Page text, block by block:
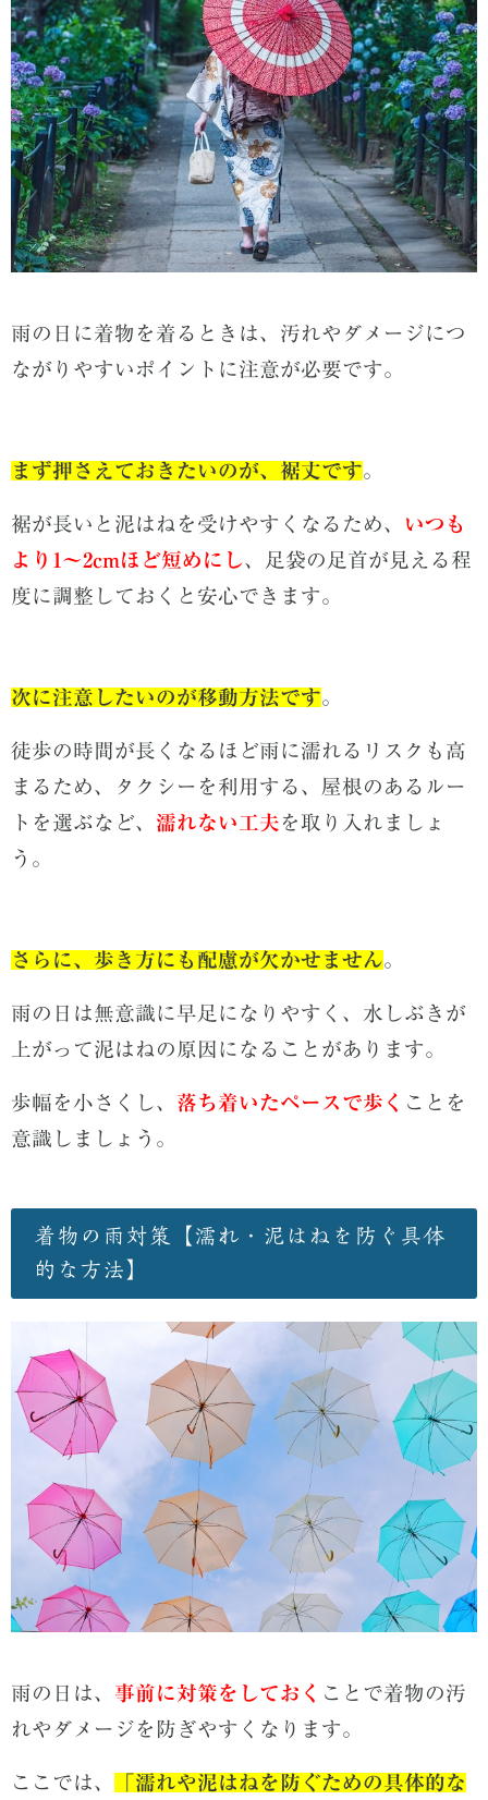
雨の日に着物を着るときは、汚れやダメージにつ
ながりやすいポイントに注意が必要です。
まず押さえておきたいのが、裾丈です。
裾が長いと泥はねを受けやすくなるため、 いつも
より1～2cmほど短めにし、足袋の足首が見える程
度に調整しておくと安心できます。
次に注意したいのが移動方法です。
徒歩の時間が長くなるほど雨に濡れるリスクも高
まるため、タクシーを利用する、屋根のあるルー
トを選ぶなど、 濡れない工夫 を取り入れましょ
う。
さらに、歩き方にも配慮が欠かせません。
雨の日は無意識に早足になりやすく、水しぶきが
上がって泥はねの原因になることがあります。
歩幅を小さくし、 落ち着いたペースで歩く ことを
意識しましょう 。
着物の雨対策【濡れ・泥はねを防ぐ具体
的な方法】
雨の日は、 事前に対策をしておく ことで着物の汚
れやダメージを防ぎやすくなります。
ここでは、
「濡れや泥はねを防ぐための具体的な